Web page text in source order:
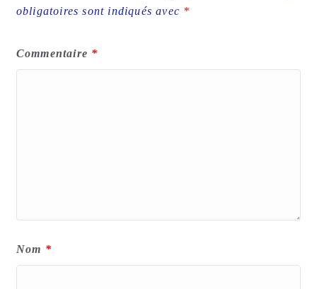
obligatoires sont indiqués avec *
Commentaire *
Nom *